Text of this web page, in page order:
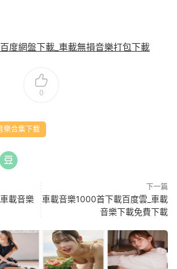
辦公室就是這樣子的，男人的話，男人
工來說，這些員工就是不要命了。
你能不能帶着一個小夥子跟我們一起吃
個理由。